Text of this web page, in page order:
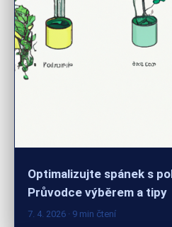
Optimalizujte spánek s
7. 4. 2026 · 9 min čtení